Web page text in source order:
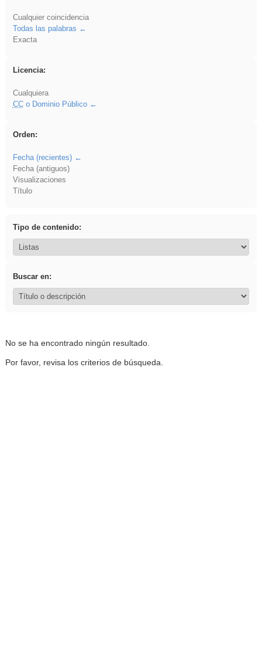
Cualquier coincidencia
Todas las palabras
Exacta
Licencia:
Cualquiera
CCo Dominio Público
Orden:
Fecha (recientes)
Fecha (antiguos)
Visualizaciones
Título
Tipo de contenido:
Buscar en:
No se ha encontrado ningún resultado.
Por favor, revisa los criterios de búsqueda.